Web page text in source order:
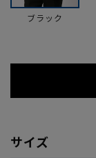
ブラック
サイズ